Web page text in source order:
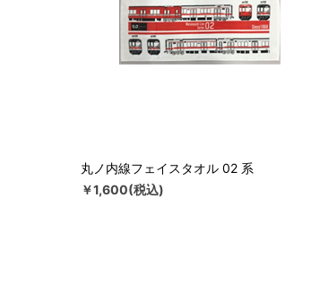
丸ノ内線フェイスタオル 02 系
￥1,600(税込)